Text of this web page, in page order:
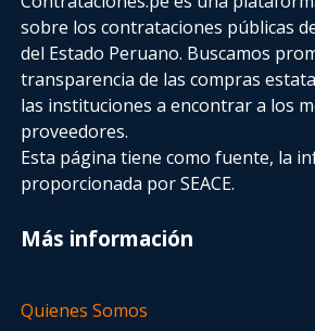
sobre los contrataciones públicas
del Estado Peruano. Buscamos
transparencia de las compras
las instituciones a encontrar a los
proveedores.
Esta página tiene como fuente, la
proporcionada por SEACE.
Más información
Quienes Somos